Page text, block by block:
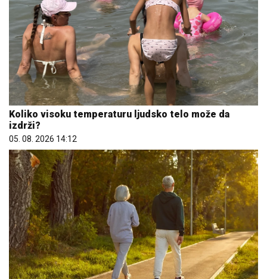
Koliko visoku temperaturu ljudsko telo može da
izdrži?
05. 08. 2026 14:12